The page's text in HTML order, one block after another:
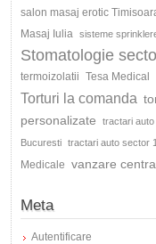
salon masaj erotic
Masaj Iulia sisteme
Stomatologie
termoizolatii Tesa Medical
Torturi la comanda
personalizate
tractari auto
Bucuresti tractari auto sector
Medicale vanzare
Meta
Autentificare